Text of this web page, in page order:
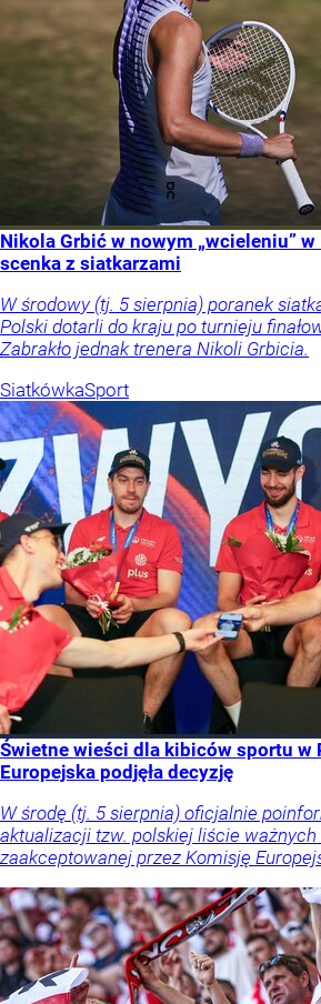
Nikola Grbić w nowym „wcieleniu”
scenka z siatkarzami
W środowy (tj. 5 sierpnia) poranek
Polski dotarli do kraju po turnieju
Zabrakło jednak trenera Nikoli Grbicia.
SiatkówkaSport
Świetne wieści dla kibiców sportu w
Europejska podjęła decyzję
W środę (tj. 5 sierpnia) oficjalnie
aktualizacji tzw. polskiej liście ważnych
zaakceptowanej przez Komisję